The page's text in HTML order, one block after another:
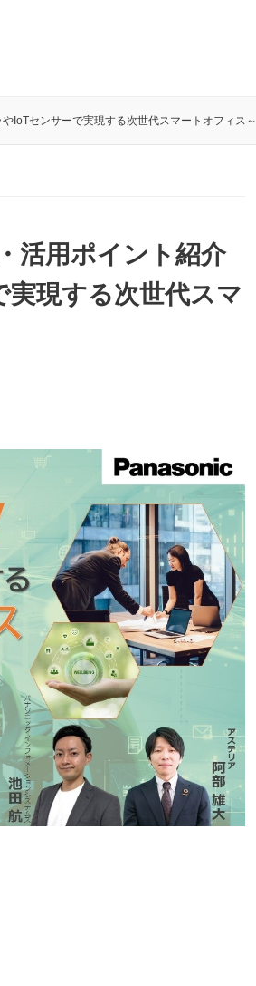
IoTセンサーで実現する次世代スマートオフィス～
活用ポイント紹介
現する次世代スマ